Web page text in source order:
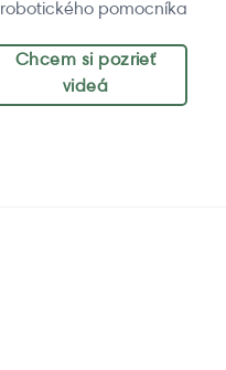
robotického pomocníka
Chcem si pozrieť
videá